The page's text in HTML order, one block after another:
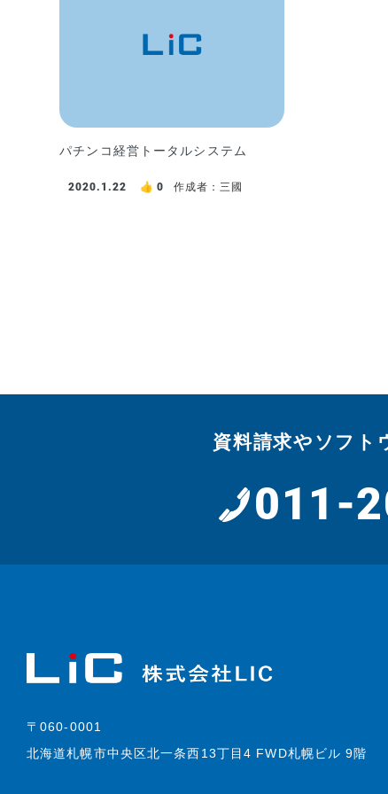
パチンコ経営トータルシステム
2020.1.22 0 作成者：三國
資料請求やソフト
011-
〒060-0001
北海道札幌市中央区北一条西13丁目4 FWD札幌ビル 9階